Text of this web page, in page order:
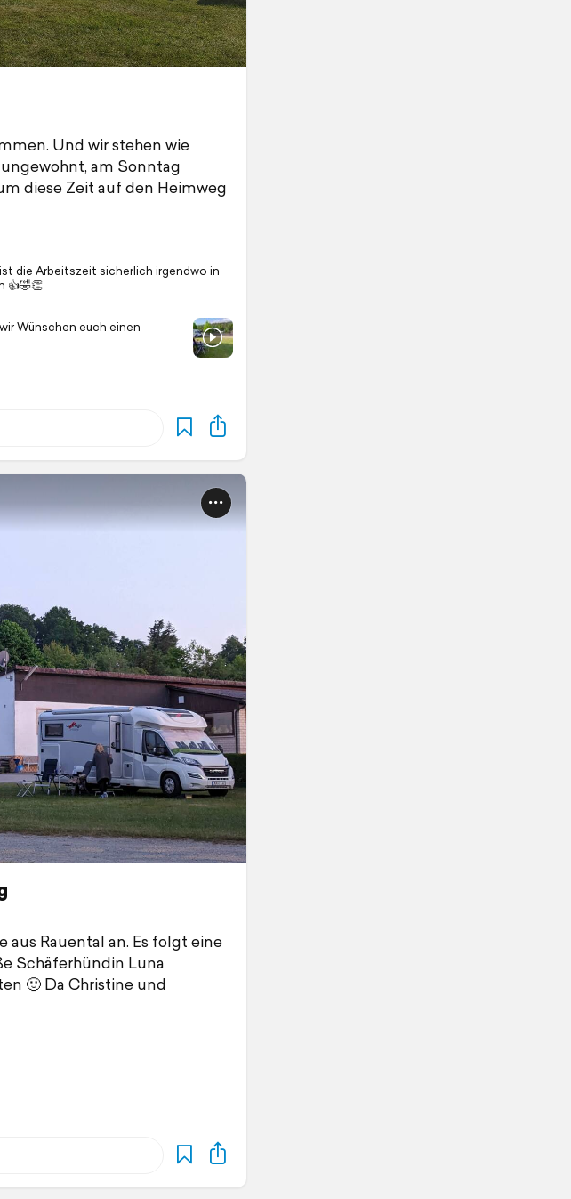
Und wir stehen wie
am Sonntag
diese Zeit auf den Heimweg
die Arbeitszeit sicherlich irgendwo in
👍🤣👏
Wünschen euch einen
Rauental an. Es folgt eine
Schäferhündin Luna
🙂 Da Christine und